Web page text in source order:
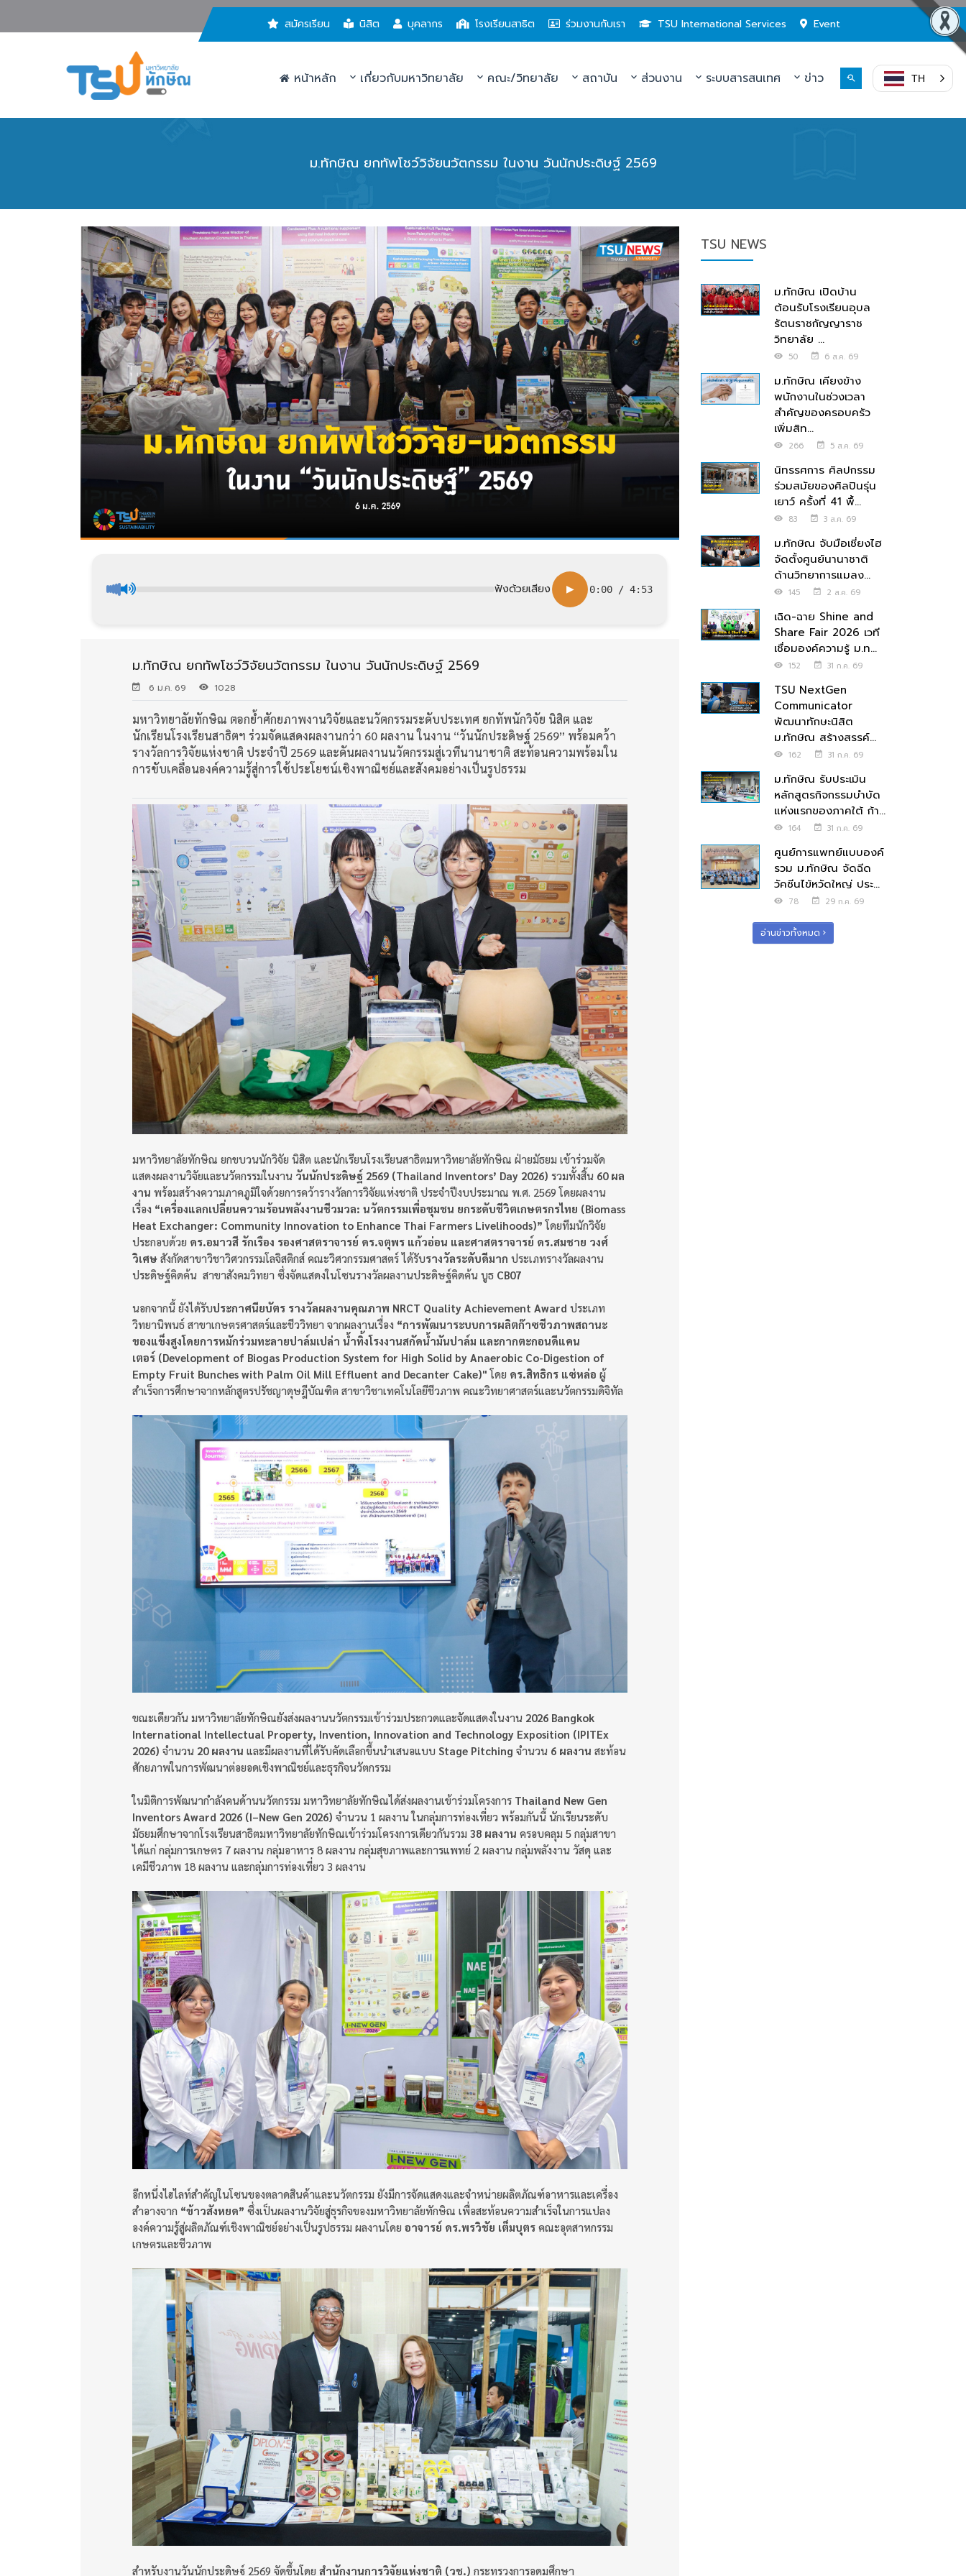
สมัครเรียน นิสิต บุคลากร โรงเรียนสาธิต ร่วมงานกับเรา TSU International Services Event
หน้าหลัก เกี่ยวกับมหาวิทยาลัย คณะ/วิทยาลัย สถาบัน ส่วนงาน ระบบสารสนเทศ ข่าว TH
ม.ทักษิณ ยกทัพโชว์วิจัยนวัตกรรม ในงาน วันนักประดิษฐ์ 2569
ฟังด้วยเสียง ▶ 0:00 /4:53
ม.ทักษิณ ยกทัพโชว์วิจัยนวัตกรรม ในงาน วันนักประดิษฐ์ 2569
6 ม.ค. 69 1028
มหาวิทยาลัยทักษิณ ตอกย้ำศักยภาพงานวิจัยและนวัตกรรมระดับประเทศ ยกทัพนักวิจัย นิสิต และ
นักเรียนโรงเรียนสาธิตฯ ร่วมจัดแสดงผลงานกว่า 60 ผลงาน ในงาน “วันนักประดิษฐ์ 2569” พร้อมคว้า
รางวัลการวิจัยแห่งชาติ ประจำปี 2569 และดันผลงานนวัตกรรมสู่เวทีนานาชาติ สะท้อนความพร้อมใน
การขับเคลื่อนองค์ความรู้สู่การใช้ประโยชน์เชิงพาณิชย์และสังคมอย่างเป็นรูปธรรม
มหาวิทยาลัยทักษิณ ยกขบวนนักวิจัย นิสิต และนักเรียนโรงเรียนสาธิตมหาวิทยาลัยทักษิณ ฝ่ายมัธยม เข้าร่วมจัด
แสดงผลงานวิจัยและนวัตกรรมในงาน วันนักประดิษฐ์ 2569 (Thailand Inventors’ Day 2026) รวมทั้งสิ้น 60 ผล
งาน พร้อมสร้างความภาคภูมิใจด้วยการคว้ารางวัลการวิจัยแห่งชาติ ประจำปีงบประมาณ พ.ศ. 2569 โดยผลงาน
เรื่อง “เครื่องแลกเปลี่ยนความร้อนพลังงานชีวมวล: นวัตกรรมเพื่อชุมชน ยกระดับชีวิตเกษตรกรไทย (Biomass
Heat Exchanger: Community Innovation to Enhance Thai Farmers Livelihoods)”โดยทีมนักวิจัย
ประกอบด้วย ดร.อมาวสี รักเรือง รองศาสตราจารย์ ดร.จตุพร แก้วอ่อน และศาสตราจารย์ ดร.สมชาย วงศ์
วิเศษ สังกัดสาขาวิชาวิศวกรรมโลจิสติกส์ คณะวิศวกรรมศาสตร์ ได้รับรางวัลระดับดีมาก ประเภทรางวัลผลงาน
ประดิษฐ์คิดค้น สาขาสังคมวิทยา ซึ่งจัดแสดงในโซนรางวัลผลงานประดิษฐ์คิดค้น บูธ CB07
นอกจากนี้ ยังได้รับประกาศนียบัตร รางวัลผลงานคุณภาพ NRCT Quality Achievement Award ประเภท
วิทยานิพนธ์ สาขาเกษตรศาสตร์และชีววิทยา จากผลงานเรื่อง “การพัฒนาระบบการผลิตก๊าซชีวภาพสถานะ
ของแข็งสูงโดยการหมักร่วมทะลายปาล์มเปล่า น้ำทิ้งโรงงานสกัดน้ำมันปาล์ม และกากตะกอนดีแคน
เตอร์ (Development of Biogas Production System for High Solid by Anaerobic Co-Digestion of
Empty Fruit Bunches with Palm Oil Mill Effluent and Decanter Cake)"โดย ดร.สิทธิกร แซ่หล่อ ผู้
สำเร็จการศึกษาจากหลักสูตรปรัชญาดุษฎีบัณฑิต สาขาวิชาเทคโนโลยีชีวภาพ คณะวิทยาศาสตร์และนวัตกรรมดิจิทัล
ขณะเดียวกัน มหาวิทยาลัยทักษิณยังส่งผลงานนวัตกรรมเข้าร่วมประกวดและจัดแสดงในงาน 2026 Bangkok
International Intellectual Property, Invention, Innovation and Technology Exposition (IPITEx
2026) จำนวน 20 ผลงาน และมีผลงานที่ได้รับคัดเลือกขึ้นนำเสนอแบบ Stage Pitching จำนวน 6 ผลงาน สะท้อน
ศักยภาพในการพัฒนาต่อยอดเชิงพาณิชย์และธุรกิจนวัตกรรม
ในมิติการพัฒนากำลังคนด้านนวัตกรรม มหาวิทยาลัยทักษิณได้ส่งผลงานเข้าร่วมโครงการ Thailand New Gen
Inventors Award 2026 (I–New Gen 2026) จำนวน 1 ผลงาน ในกลุ่มการท่องเที่ยว พร้อมกันนี้ นักเรียนระดับ
มัธยมศึกษาจากโรงเรียนสาธิตมหาวิทยาลัยทักษิณเข้าร่วมโครงการเดียวกันรวม 38 ผลงาน ครอบคลุม 5 กลุ่มสาขา
ได้แก่ กลุ่มการเกษตร 7 ผลงาน กลุ่มอาหาร 8 ผลงาน กลุ่มสุขภาพและการแพทย์ 2 ผลงาน กลุ่มพลังงาน วัสดุ และ
เคมีชีวภาพ 18 ผลงาน และกลุ่มการท่องเที่ยว 3 ผลงาน
อีกหนึ่งไฮไลท์สำคัญในโซนของตลาดสินค้าและนวัตกรรม ยังมีการจัดแสดงและจำหน่ายผลิตภัณฑ์อาหารและเครื่อง
สำอางจาก “ข้าวสังหยด” ซึ่งเป็นผลงานวิจัยสู่ธุรกิจของมหาวิทยาลัยทักษิณ เพื่อสะท้อนความสำเร็จในการแปลง
องค์ความรู้สู่ผลิตภัณฑ์เชิงพาณิชย์อย่างเป็นรูปธรรม ผลงานโดย อาจารย์ ดร.พรวิชัย เต็มบุตร คณะอุตสาหกรรม
เกษตรและชีวภาพ
สำหรับงานวันนักประดิษฐ์ 2569 จัดขึ้นโดย สำนักงานการวิจัยแห่งชาติ (วช.) กระทรวงการอุดมศึกษา
TSU NEWS
ม.ทักษิณ เปิดบ้าน
ต้อนรับโรงเรียนอุบล
รัตนราชกัญญาราช
วิทยาลัย ...
50 6 ส.ค. 69
ม.ทักษิณ เคียงข้าง
พนักงานในช่วงเวลา
สำคัญของครอบครัว
เพิ่มสิท...
266 5 ส.ค. 69
นิทรรศการ ศิลปกรรม
ร่วมสมัยของศิลปินรุ่น
เยาว์ ครั้งที่ 41 พื้...
83 3 ส.ค. 69
ม.ทักษิณ จับมือเซี่ยงไฮ
จัดตั้งศูนย์นานาชาติ
ด้านวิทยาการแมลง...
145 2 ส.ค. 69
เฉิด-ฉาย Shine and
Share Fair 2026 เวที
เชื่อมองค์ความรู้ ม.ท...
152 31 ก.ค. 69
TSU NextGen
Communicator
พัฒนาทักษะนิสิต
ม.ทักษิณ สร้างสรรค์...
162 31 ก.ค. 69
ม.ทักษิณ รับประเมิน
หลักสูตรกิจกรรมบำบัด
แห่งแรกของภาคใต้ ก้า...
164 31 ก.ค. 69
ศูนย์การแพทย์แบบองค์
รวม ม.ทักษิณ จัดฉีด
วัคซีนไข้หวัดใหญ่ ประ...
78 29 ก.ค. 69
อ่านข่าวทั้งหมด